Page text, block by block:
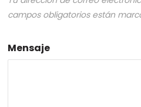
campos obligatorios están
Mensaje